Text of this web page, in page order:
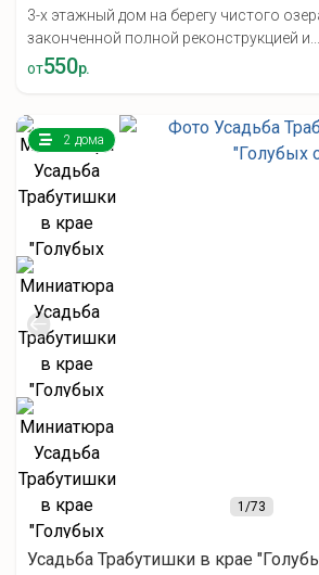
3-х этажный дом на берегу чистого
законченной полной реконструкцией и...
от550р.
1/73
2 дома
Усадьба Трабутишки в крае